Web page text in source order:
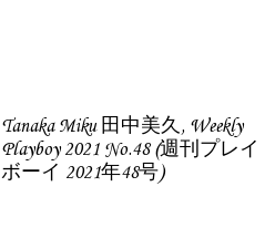
Tanaka Miku 田中美久, Weekly
Playboy 2021 No.48 (週刊プレイ
ボーイ 2021年48号)